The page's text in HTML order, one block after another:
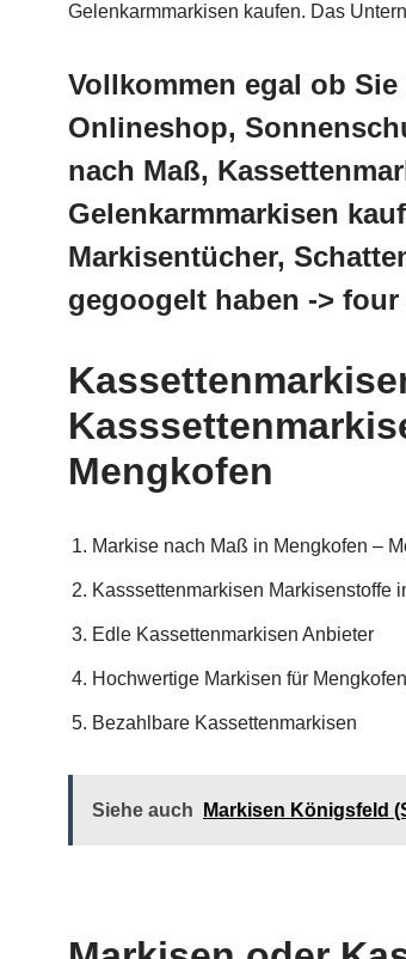
Gelenkarmmarkisen kaufen. Das
Vollkommen egal ob
Onlineshop,
nach Maß,
Gelenkarmmarkisen
Markisentücher,
gegoogelt haben ->
Mengkofen
Markise nach Maß in Mengkofen –
Kasssettenmarkisen Markisenstoffe
Edle Kassettenmarkisen Anbieter
Hochwertige Markisen für
Bezahlbare Kassettenmarkisen
Siehe auch Markisen Königsfeld